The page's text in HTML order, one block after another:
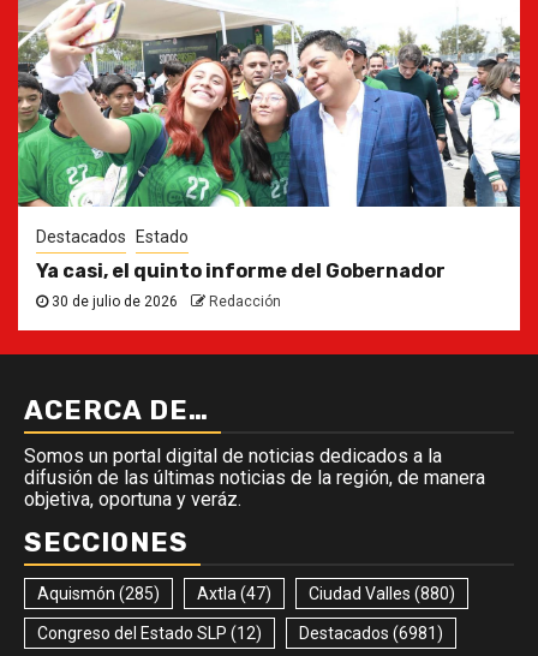
Destacados Estado
Ya casi, el quinto informe del Gobernador
30 de julio de 2026 Redacción
ACERCA DE…
Somos un portal digital de noticias dedicados a la
difusión de las últimas noticias de la región, de manera
objetiva, oportuna y veráz.
SECCIONES
Aquismón (285) Axtla (47) Ciudad Valles (880)
Congreso del Estado SLP (12) Destacados (6981)